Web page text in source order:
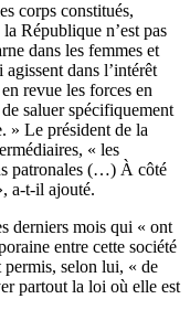
corps constitués,
République n’est pas
dans les femmes et
dans l’intérêt
revue les forces en
saluer spécifiquement
» Le président de la
« les
patronales (…) À côté
a-t-il ajouté.
derniers mois qui « ont
entre cette société
selon lui, « de
partout la loi où elle est